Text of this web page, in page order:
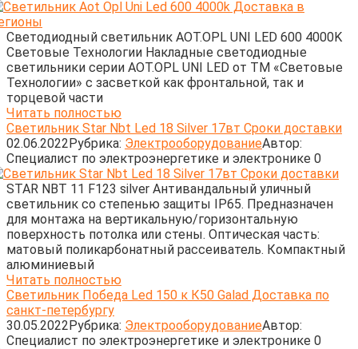
Светодиодный светильник AOT.OPL UNI LED 600 4000K
Световые Технологии Накладные светодиодные
светильники серии AOT.OPL UNI LED от ТМ «Световые
Технологии» с засветкой как фронтальной, так и
торцевой части
Читать полностью
Светильник Star Nbt Led 18 Silver 17вт Сроки доставки
02.06.2022Рубрика: ЭлектрооборудованиеАвтор:
Cпециалист по электроэнергетике и электронике 0
STAR NBT 11 F123 silver Антивандальный уличный
светильник со степенью защиты IP65. Предназначен
для монтажа на вертикальную/горизонтальную
поверхность потолка или стены. Оптическая часть:
матовый поликарбонатный рассеиватель. Компактный
алюминиевый
Читать полностью
Светильник Победа Led 150 к К50 Galad Доставка по
санкт-петербургу
30.05.2022Рубрика: ЭлектрооборудованиеАвтор:
Cпециалист по электроэнергетике и электронике 0